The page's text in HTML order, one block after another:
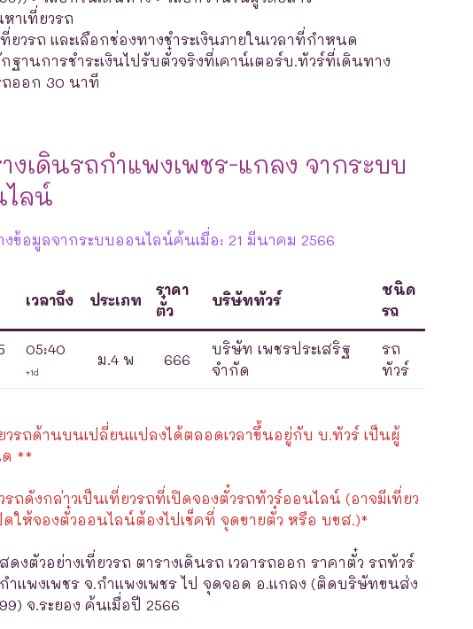
าเที่ยวรถ
ที่ยวรถ และเลือกช่องทางชำระเงินภายในเวลาที่กำหนด
ฐานการชำระเงินไปรับตั๋วจริงที่เคาน์เตอร์บ.ทัวร์ที่เดินทาง
ออก 30 นาที
งเดินรถกำแพงเพชร-แกลง จากระบบ
ไลน์
งข้อมูลจากระบบออนไลน์ค้นเมื่อ: 21 มีนาคม 2566
เวลาถึง ประเภท
ราคา
ตั๋ว
บริษัททัวร์
ชนิด
รถ
05:40
+1d
ม.4 พ 666
บริษัท เพชรประเสริฐ
จำกัด
รถ
ทัวร์
วรถด้านบนเปลี่ยนแปลงได้ตลอดเวลาขึ้นอยู่กับ บ.ทัวร์ เป็นผู้
**
รถดังกล่าวเป็นเที่ยวรถที่เปิดจองตั๋วรถทัวร์ออนไลน์ (อาจมีเที่ยว
ดให้จองตั๋วออนไลน์ต้องไปเช็คที่ จุดขายตั๋ว หรือ บขส.)*
ดงตัวอย่างเที่ยวรถ ตารางเดินรถ เวลารถออก ราคาตั๋ว รถทัวร์
ำแพงเพชร จ.กำแพงเพชร ไป จุดจอด อ.แกลง (ติดบริษัทขนส่ง
จ.ระยอง ค้นเมื่อปี 2566